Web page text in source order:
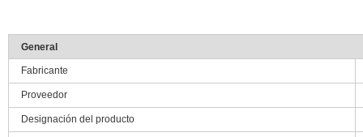
General
Fabricante
Proveedor
Designación del producto